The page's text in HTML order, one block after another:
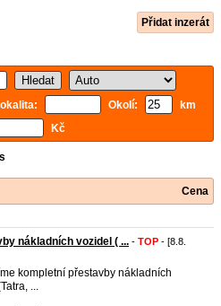
Přidat inzerát
Okolí:
km
Kč
Cena
nákladních vozidel ( ... - TOP - [8.8.
kompletní přestavby nákladních
...